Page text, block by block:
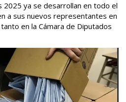
2025 ya se desarrollan en todo el
a sus nuevos representantes en
en la Cámara de Diputados